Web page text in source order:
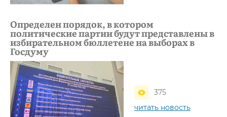
Определен порядок, в котором
политические партии будут представлены в
избирательном бюллетене на выборах в
Госдуму
375
читать новость